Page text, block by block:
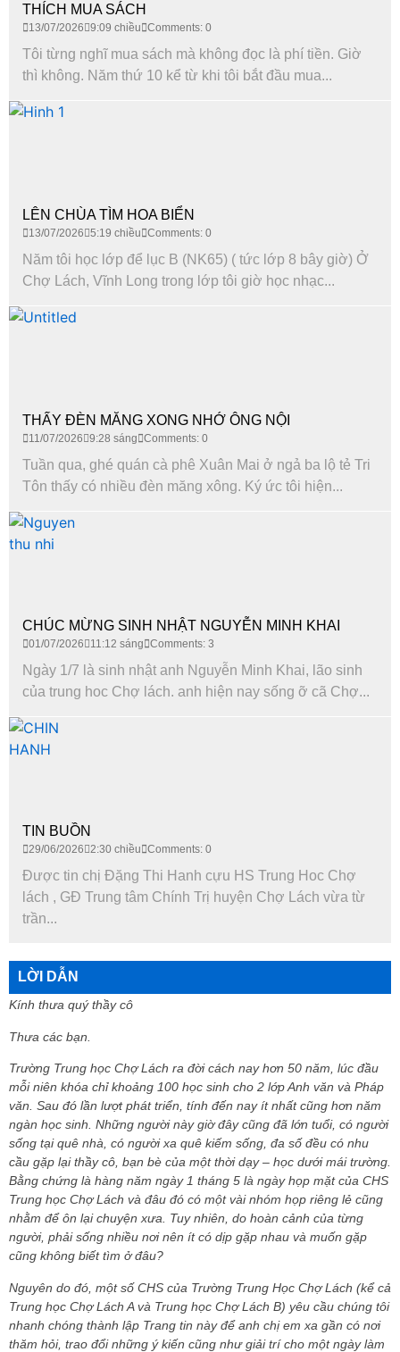
THÍCH MUA SÁCH
13/07/2026 9:09 chiều Comments: 0
Tôi từng nghĩ mua sách mà không đọc là phí tiền. Giờ
thì không. Năm thứ 10 kể từ khi tôi bắt đầu mua...
LÊN CHÙA TÌM HOA BIỂN
13/07/2026 5:19 chiều Comments: 0
Năm tôi học lớp để lục B (NK65) ( tức lớp 8 bây giờ) Ở
Chợ Lách, Vĩnh Long trong lớp tôi giờ học nhạc...
THẤY ĐÈN MĂNG XONG NHỚ ÔNG NỘI
11/07/2026 9:28 sáng Comments: 0
Tuần qua, ghé quán cà phê Xuân Mai ở ngả ba lộ tẻ Tri
Tôn thấy có nhiều đèn măng xông. Ký ức tôi hiện...
CHÚC MỪNG SINH NHẬT NGUYỄN MINH KHAI
01/07/2026 11:12 sáng Comments: 3
Ngày 1/7 là sinh nhật anh Nguyễn Minh Khai, lão sinh
của trung hoc Chợ lách. anh hiện nay sống ỡ cã Chợ...
TIN BUỒN
29/06/2026 2:30 chiều Comments: 0
Được tin chị Đặng Thi Hanh cựu HS Trung Hoc Chợ
lách , GĐ Trung tâm Chính Trị huyện Chợ Lách vừa từ
trần...
LỜI DẪN
Kính thưa quý thầy cô
Thưa các bạn.
Trường Trung học Chợ Lách ra đời cách nay hơn 50 năm, lúc đầu
mỗi niên khóa chỉ khoảng 100 học sinh cho 2 lớp Anh văn và Pháp
văn. Sau đó lần lượt phát triển, tính đến nay ít nhất cũng hơn năm
ngàn học sinh. Những người này giờ đây cũng đã lớn tuổi, có người
sống tại quê nhà, có người xa quê kiếm sống, đa số đều có nhu
cầu gặp lại thầy cô, bạn bè của một thời dạy – học dưới mái trường.
Bằng chứng là hàng năm ngày 1 tháng 5 là ngày họp mặt của CHS
Trung học Chợ Lách và đâu đó có một vài nhóm họp riêng lẻ cũng
nhằm để ôn lại chuyện xưa. Tuy nhiên, do hoàn cảnh của từng
người, phải sống nhiều nơi nên ít có dịp gặp nhau và muốn gặp
cũng không biết tìm ở đâu?
Nguyên do đó, một số CHS của Trường Trung Học Chợ Lách (kể cả
Trung học Chợ Lách A và Trung học Chợ Lách B) yêu cầu chúng tôi
nhanh chóng thành lập Trang tin này để anh chị em xa gần có nơi
thăm hỏi, trao đổi những ý kiến cũng như giải trí cho một ngày làm